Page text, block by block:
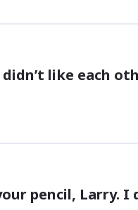
like each
pencil, Larry. I